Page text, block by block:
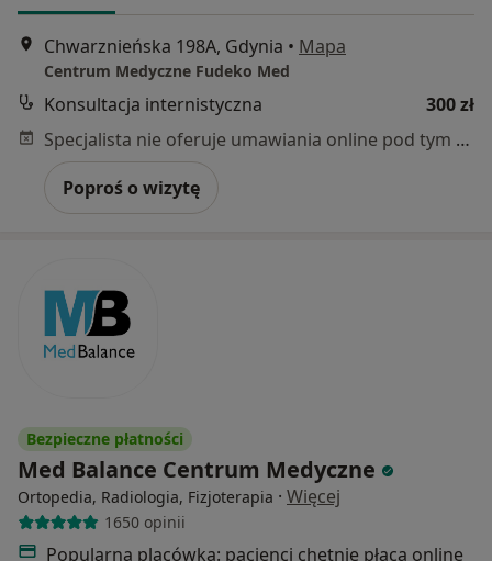
Chwarznieńska 198A, Gdynia • Mapa
Centrum Medyczne Fudeko Med
Konsultacja internistyczna
300 zł
Specjalista nie oferuje umawiania online pod tym adresem.
Poproś o wizytę
Bezpieczne płatności
Med Balance Centrum Medyczne
Ortopedia, Radiologia, Fizjoterapia · Więcej
1650 opinii
Popularna placówka: pacjenci chętnie płacą online